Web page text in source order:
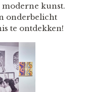
kunst.
onderbelicht
te ontdekken!